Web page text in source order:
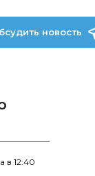
новость
в 12:40